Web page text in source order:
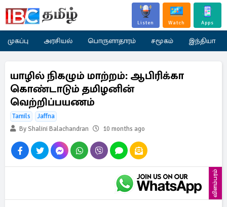
Listen Watch Apps
முகப்பு அரசியல் பொருளாதாரம் சமூகம் இந்தியா
யாழில் நிகழும் மாற்றம்: ஆபிரிக்கா
கொண்டாடும் தமிழனின்
வெற்றிப்பயணம்
Tamils
Jaffna
By Shalini Balachandran
10 months ago
விளம்பரம்